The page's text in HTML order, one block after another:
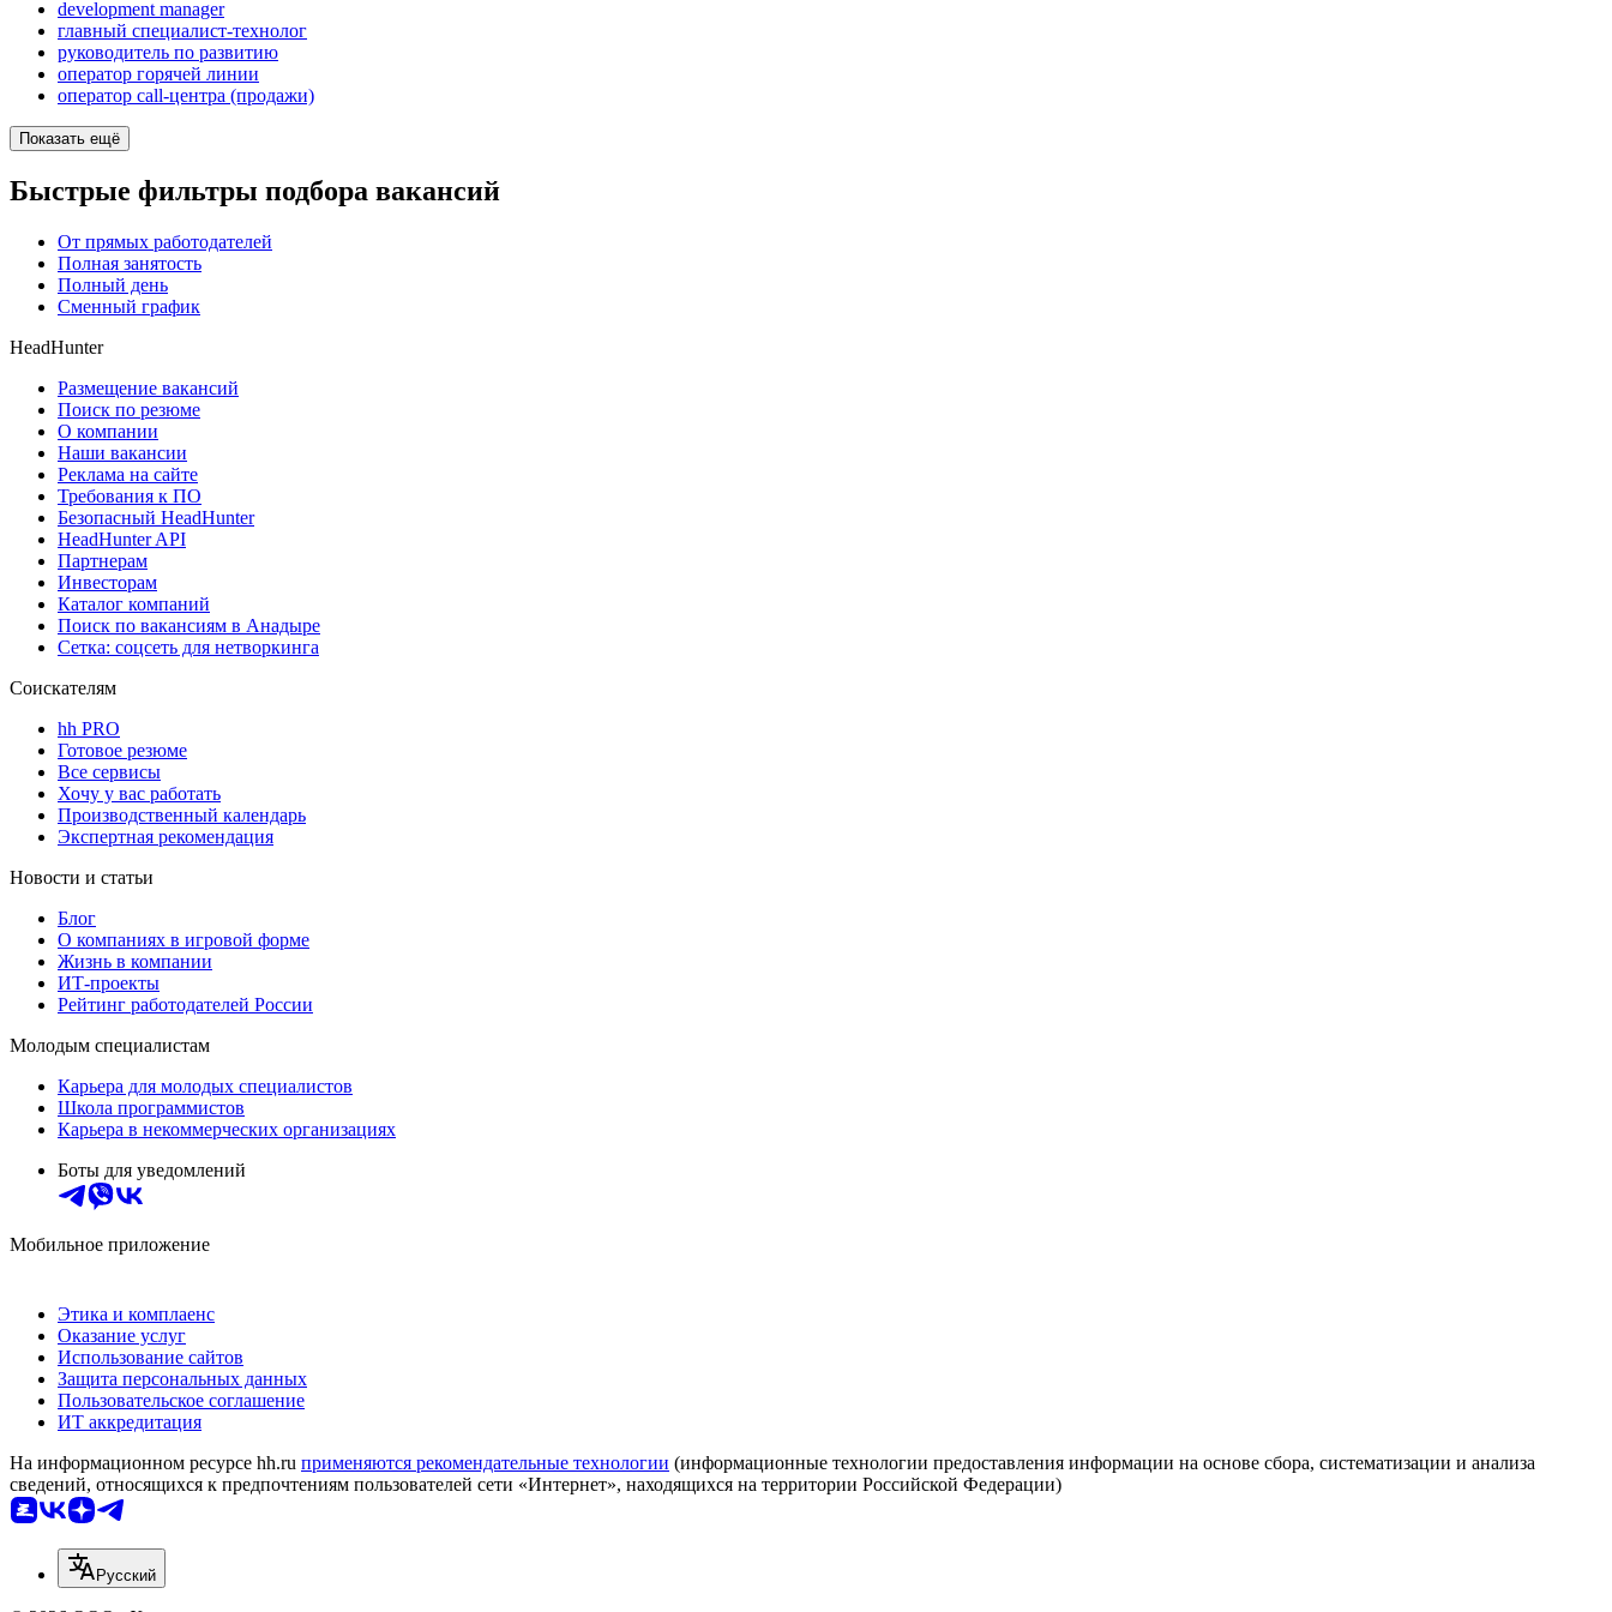
development manager
главный специалист-технолог
руководитель по развитию
оператор горячей линии
оператор call-центра (продажи)
Показать ещё
Быстрые фильтры подбора вакансий
От прямых работодателей
Полная занятость
Полный день
Сменный график
HeadHunter
Размещение вакансий
Поиск по резюме
О компании
Наши вакансии
Реклама на сайте
Требования к ПО
Безопасный HeadHunter
HeadHunter API
Партнерам
Инвесторам
Каталог компаний
Поиск по вакансиям в Анадыре
Сетка: соцсеть для нетворкинга
Соискателям
hh PRO
Готовое резюме
Все сервисы
Хочу у вас работать
Производственный календарь
Экспертная рекомендация
Новости и статьи
Блог
О компаниях в игровой форме
Жизнь в компании
ИТ-проекты
Рейтинг работодателей России
Молодым специалистам
Карьера для молодых специалистов
Школа программистов
Карьера в некоммерческих организациях
Боты для уведомлений
Мобильное приложение
Этика и комплаенс
Оказание услуг
Использование сайтов
Защита персональных данных
Пользовательское соглашение
ИТ аккредитация
На информационном ресурсе hh.ru применяются рекомендательные технологии (информационные технологии предоставления информации на основе сбора, систематизации и анализа
сведений, относящихся к предпочтениям пользователей сети «Интернет», находящихся на территории Российской Федерации)
Русский